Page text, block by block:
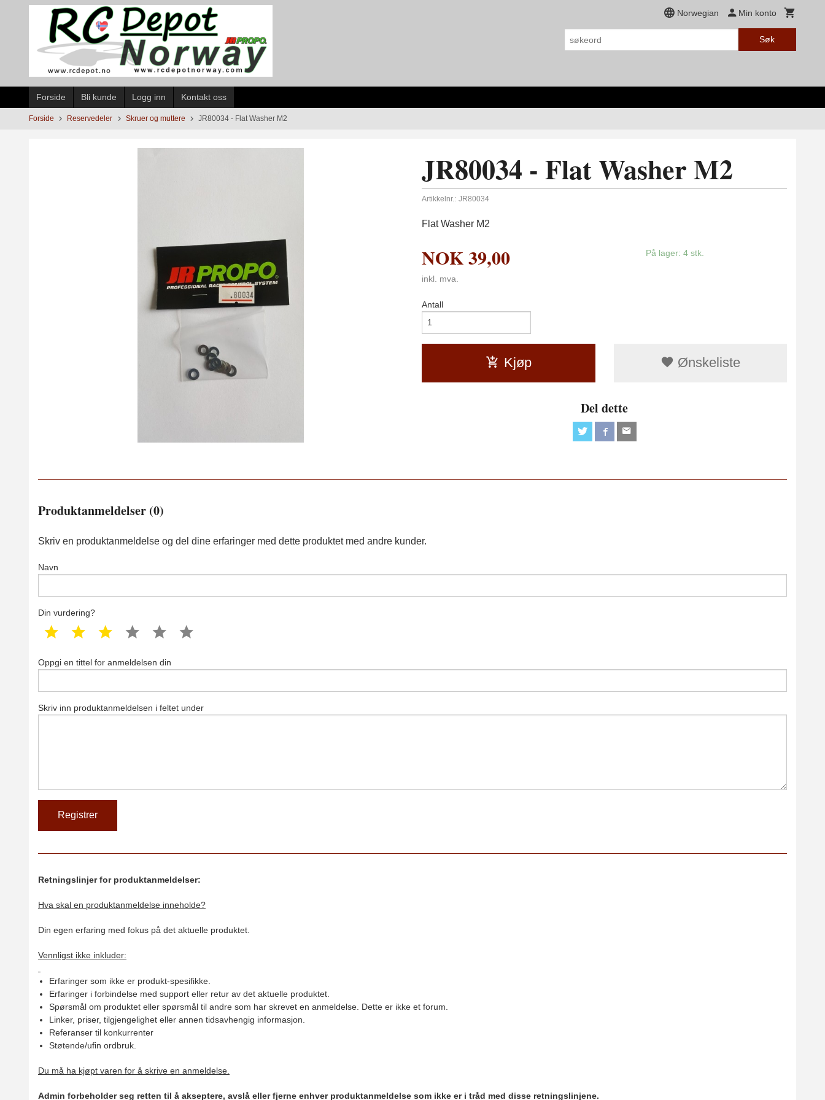
Norwegian Min konto
Søk
Forside Bli kunde Logg inn Kontakt oss
Forside Reservedeler Skruer og muttere JR80034 - Flat Washer M2
JR80034 - Flat Washer M2
Artikkelnr.: JR80034
Flat Washer M2
NOK39,00
inkl. mva.
På lager: 4 stk.
Antall
Kjøp Ønskeliste
Del dette
Produktanmeldelser (0)
Skriv en produktanmeldelse og del dine erfaringer med dette produktet med andre kunder.
Navn
Din vurdering?
1 star 2 star 3 star 4 star 5 star
Oppgi en tittel for anmeldelsen din
Skriv inn produktanmeldelsen i feltet under
Retningslinjer for produktanmeldelser:
Hva skal en produktanmeldelse inneholde?
Din egen erfaring med fokus på det aktuelle produktet.
Vennligst ikke inkluder:
Erfaringer som ikke er produkt-spesifikke.
Erfaringer i forbindelse med support eller retur av det aktuelle produktet.
Spørsmål om produktet eller spørsmål til andre som har skrevet en anmeldelse. Dette er ikke et forum.
Linker, priser, tilgjengelighet eller annen tidsavhengig informasjon.
Referanser til konkurrenter
Støtende/ufin ordbruk.
Du må ha kjøpt varen for å skrive en anmeldelse.
Admin forbeholder seg retten til å akseptere, avslå eller fjerne enhver produktanmeldelse som ikke er i tråd med disse retningslinjene.